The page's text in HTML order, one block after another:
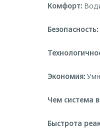
Комфорт:
Безопасность:
Экономия:
Чем система
Быстрота